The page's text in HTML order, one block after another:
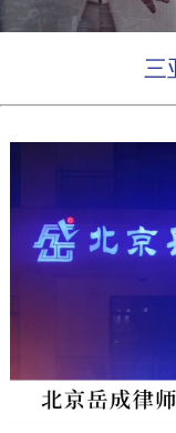
三